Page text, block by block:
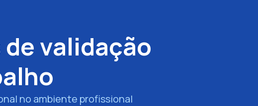
validação
no ambiente profissional